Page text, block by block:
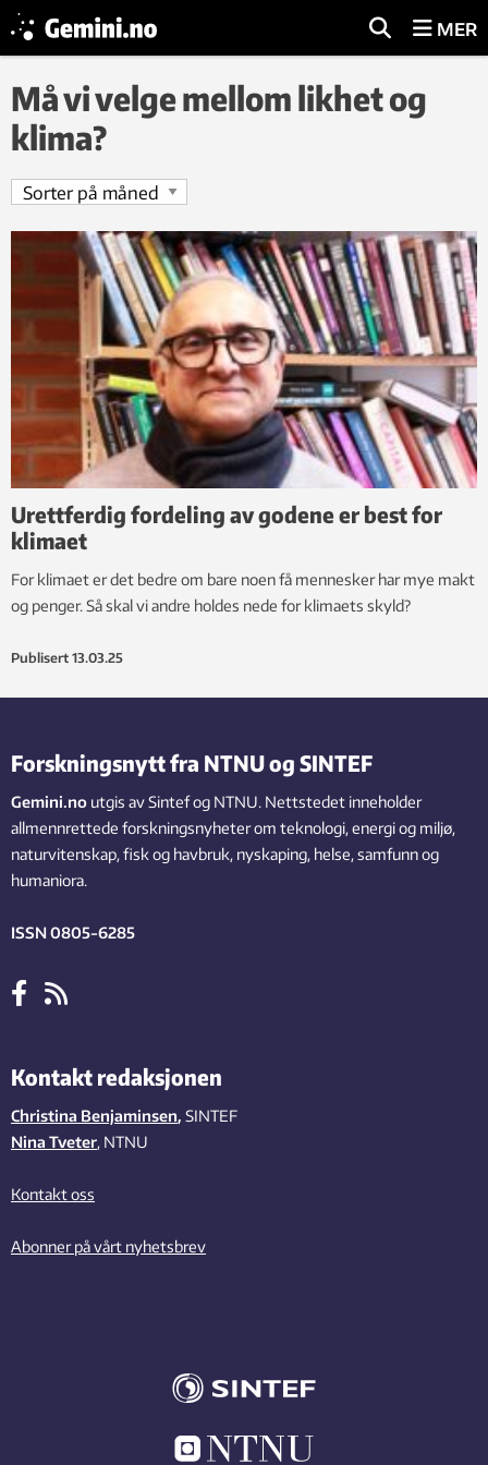
MER
Må vi velge mellom likhet og
klima?
Urettferdig fordeling av godene er best for
klimaet
For klimaet er det bedre om bare noen få mennesker har mye makt
og penger. Så skal vi andre holdes nede for klimaets skyld?
Publisert 13.03.25
Forskningsnytt fra NTNU og SINTEF
Gemini.no utgis av Sintef og NTNU. Nettstedet inneholder
allmennrettede forskningsnyheter om teknologi, energi og miljø,
naturvitenskap, fisk og havbruk, nyskaping, helse, samfunn og
humaniora.
ISSN 0805-6285
Kontakt redaksjonen
Christina Benjaminsen, SINTEF
Nina Tveter, NTNU
Kontakt oss
Abonner på vårt nyhetsbrev